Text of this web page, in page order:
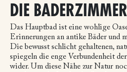
DIE BADERZIMMER
Das Hauptbad ist eine wohlige
Erinnerungen an antike Bäder und
Die bewusst schlicht gehaltenen,
spiegeln die enge Verbundenheit
wider. Um diese Nähe zur Natur